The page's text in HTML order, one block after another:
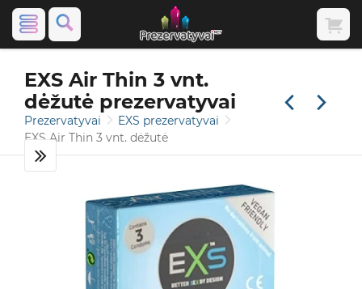
EXS Air Thin 3 vnt.
dėžutė prezervatyvai
Prezervatyvai
EXS prezervatyvai
EXS Air Thin 3 vnt. dėžutė